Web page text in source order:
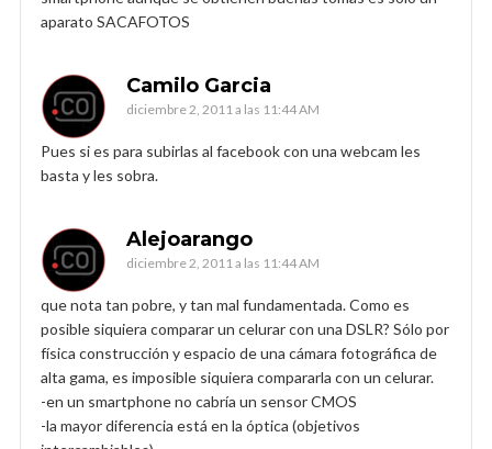
aparato SACAFOTOS
Camilo Garcia
diciembre 2, 2011 a las 11:44 AM
Pues si es para subirlas al facebook con una webcam les
basta y les sobra.
Alejoarango
diciembre 2, 2011 a las 11:44 AM
que nota tan pobre, y tan mal fundamentada. Como es
posible siquiera comparar un celurar con una DSLR? Sólo por
física construcción y espacio de una cámara fotográfica de
alta gama, es imposible siquiera compararla con un celurar.
-en un smartphone no cabría un sensor CMOS
-la mayor diferencia está en la óptica (objetivos